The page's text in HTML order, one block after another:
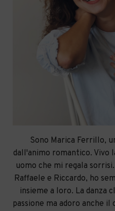
Sono Marica Ferrillo,
dall'animo romantico. Vivo
uomo che mi regala
Raffaele e Riccardo, ho
insieme a loro. La danza
passione ma adoro anche